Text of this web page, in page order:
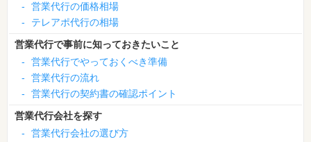
-
営業代行の価格相場
-
テレアポ代行の相場
営業代行で事前に知っておきたいこと
-
営業代行でやっておくべき準備
-
営業代行の流れ
-
営業代行の契約書の確認ポイント
営業代行会社を探す
-
営業代行会社の選び方